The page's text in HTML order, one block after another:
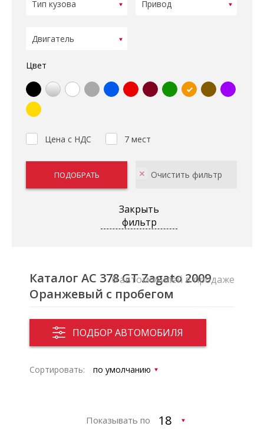
Цвет
Цена с НДС 7 мест
Закрыть
фильтр
Каталог AC 378 GT Zagato 2009
Оранжевый с пробегом
ПОДБОР АВТОМОБИЛЯ
0 автомобилей в продаже
Сортировать:
Показывать по